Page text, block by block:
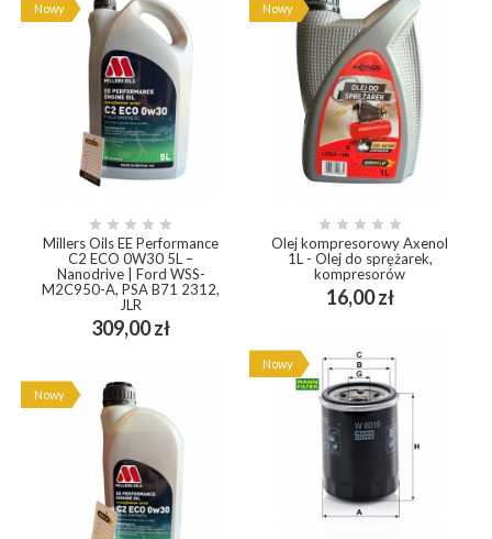
Nowy
    
Millers Oils EE Performance
C2 ECO 0W30 5L –
Nanodrive | Ford WSS-
M2C950-A, PSA B71 2312,
JLR
309,00 złCena
Nowy
Nowy
    
Olej kompresorowy Axenol
1L - Olej do sprężarek,
kompresorów
16,00 złCena
Nowy